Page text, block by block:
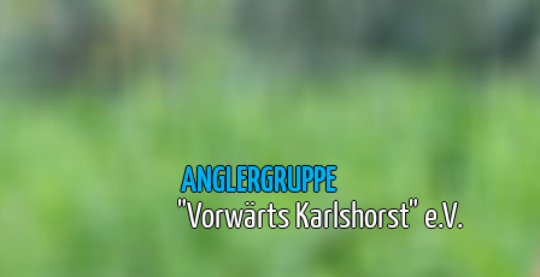
ANGLERGRUPPE
"Vorwärts Karlshorst" e.V.